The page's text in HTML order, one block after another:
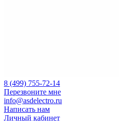
8 (499) 755-72-14
Перезвоните мне
info@asdelectro.ru
Написать нам
Личный кабинет